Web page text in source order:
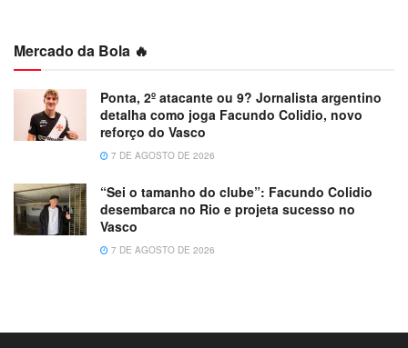
Mercado da Bola 🔥
Ponta, 2º atacante ou 9? Jornalista argentino
detalha como joga Facundo Colidio, novo
reforço do Vasco
7 DE AGOSTO DE 2026
“Sei o tamanho do clube”: Facundo Colidio
desembarca no Rio e projeta sucesso no
Vasco
7 DE AGOSTO DE 2026